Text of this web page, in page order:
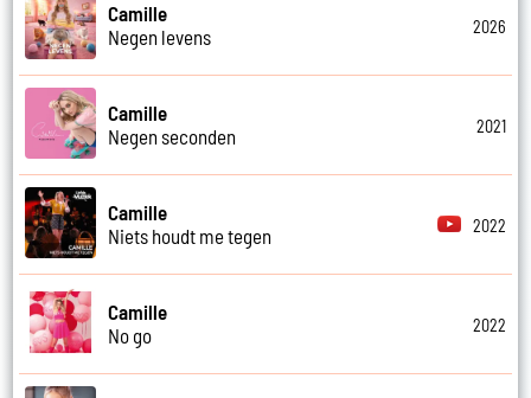
Camille
Negen levens
2026
Camille
Negen seconden
2021
Camille
Niets houdt me tegen
2022
Camille
No go
2022